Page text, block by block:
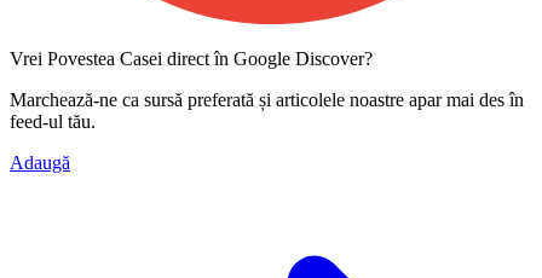
Vrei Povestea Casei direct în Google Discover?
Marchează-ne ca sursă preferată și articolele noastre apar mai des în
feed-ul tău.
Adaugă